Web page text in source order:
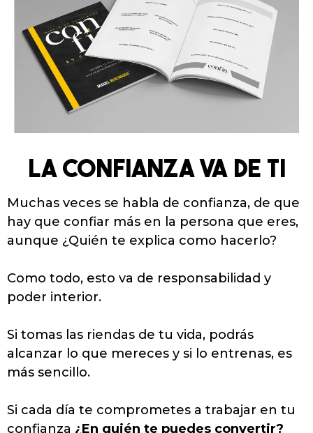
LA CONFIANZA VA DE TI
Muchas veces se habla de confianza, de que
hay que confiar más en la persona que eres,
aunque ¿Quién te explica como hacerlo?
Como todo, esto va de responsabilidad y
poder interior.
Si tomas las riendas de tu vida, podrás
alcanzar lo que mereces y si lo entrenas, es
más sencillo.
Si cada día te comprometes a trabajar en tu
confianza ¿En quién te puedes convertir?